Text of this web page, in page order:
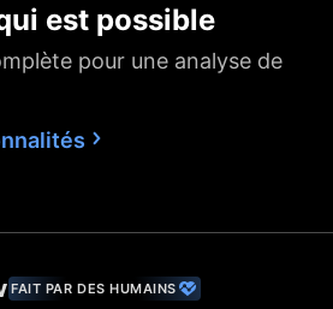
4
est possible
pour une analyse de
FAIT PAR DES HUMAINS